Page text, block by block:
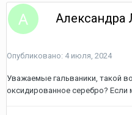
Александра
Опубликовано: 4 июля, 2024
Уважаемые гальваники, такой
оксидированное серебро?